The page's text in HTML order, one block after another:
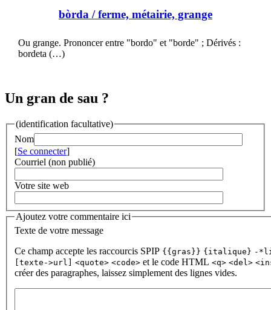
bòrda / ferme, métairie, grange
Ou grange. Prononcer entre "bordo" et "borde" ; Dérivés :
bordeta (…)
Un gran de sau ?
(identification facultative)
Nom
[Se connecter]
Courriel (non publié)
Votre site web
Ajoutez votre commentaire ici
Texte de votre message
Ce champ accepte les raccourcis SPIP {{gras}} {italique} -
[texte->url]
<quote> <code> et le code HTML <q> <del>
créer des paragraphes, laissez simplement des lignes vides.